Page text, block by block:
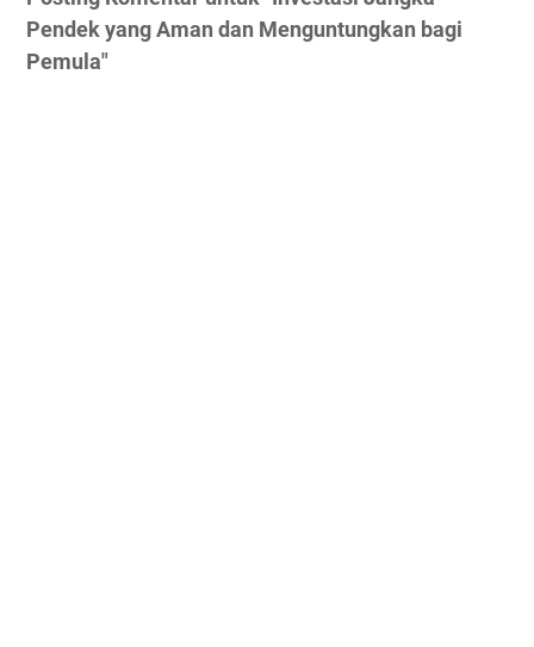
Pendek yang Aman dan Menguntungkan bagi
Pemula"